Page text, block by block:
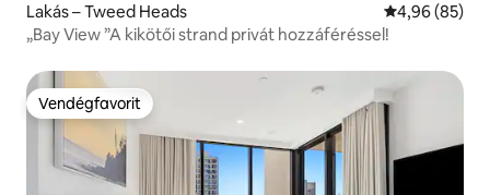
Lakás – Tweed Heads Átlagos
4,96 (85)
„Bay View ”A kikötői strand privát hozzáféréssel!
Vendégfavorit
Vendégfavorit